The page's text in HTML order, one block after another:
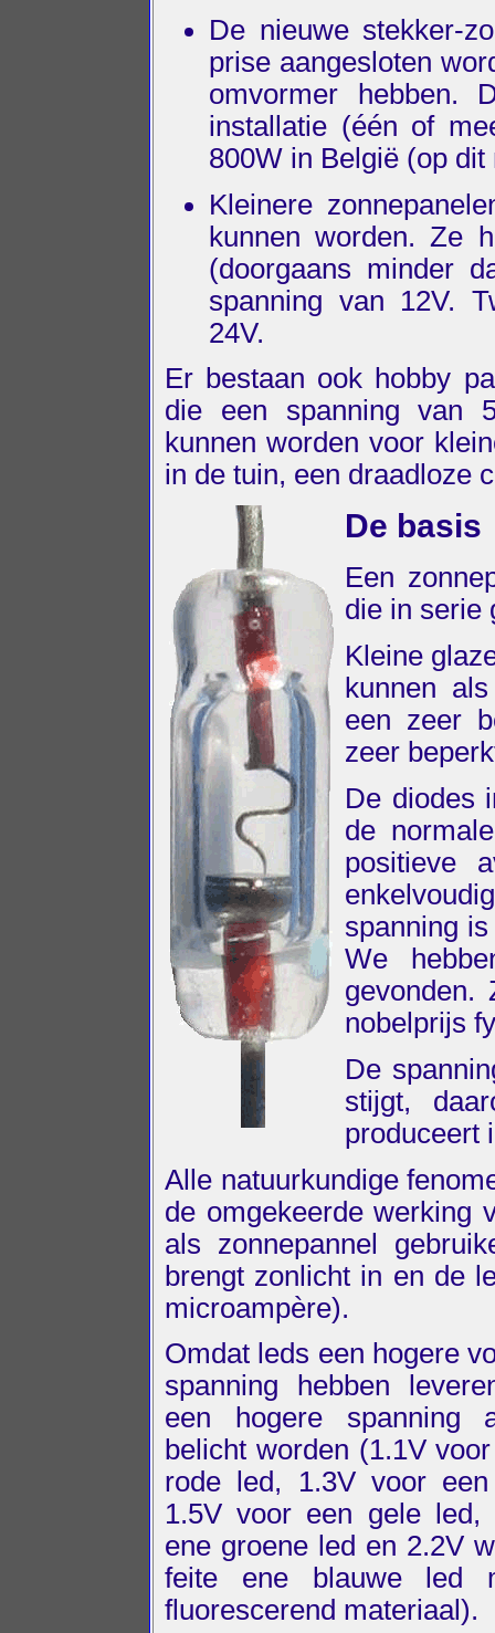
De nieuwe stekker-
prise aangesloten
omvormer hebben.
installatie (één of
800W in België (op dit
Kleinere
kunnen worden. Ze
(doorgaans minder
spanning van 12V.
24V.
Er bestaan ook hobby
die een spanning van
kunnen worden voor
in de tuin, een draadloze
De basis
Een
die in serie
Kleine
kunnen
een zeer
zeer
De diodes
de
positieve
spanning
We
nobelprijs
De
stijgt,
produceert
Alle natuurkundige
de omgekeerde werking
als zonnepannel
brengt zonlicht in en de
microampère).
Omdat leds een hogere
spanning hebben
een hogere spanning
belicht worden (1.1V
rode led, 1.3V voor
1.5V voor een gele led,
ene groene led en 2.2V
feite ene blauwe led
fluorescerend materiaal).